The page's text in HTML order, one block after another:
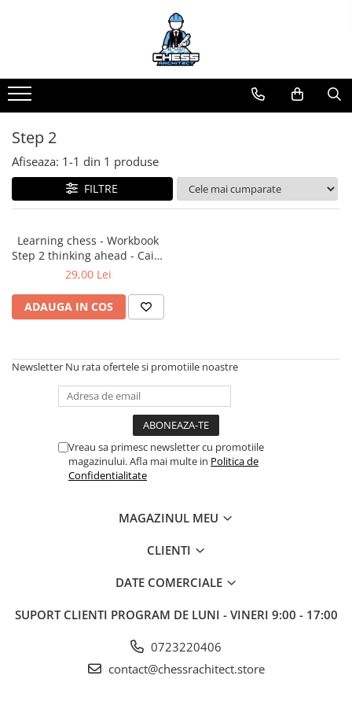
Materiale Șahiste
Accesorii
Accesorii tabla
Biografice
Biografice
Ceasuri Pentru Diverse Jocuri
Tabla De Sah Din Lemn
Cluburi Si Scoli
Colectie De Partide
colectie de partide
Deschideri
Instruire Generala
Instruire Generala
Lemn De Carpen (hornbeam)
Piese De Sah Tematice Din Plastic
Piese Din Lemn
Step 2
Afiseaza: 1-1 din 1 produse
FILTRE
Learning chess - Workbook
Step 2 thinking ahead - Caiet
de exercitii
29,00 Lei
ADAUGA IN COS
Newsletter Nu rata ofertele si promotiile noastre
Vreau sa primesc newsletter cu promotiile
magazinului. Afla mai multe in Politica de
Confidentialitate
MAGAZINUL MEU
CLIENTI
DATE COMERCIALE
SUPORT CLIENTI PROGRAM DE LUNI - VINERI 9:00 - 17:00
0723220406
contact@chessrachitect.store